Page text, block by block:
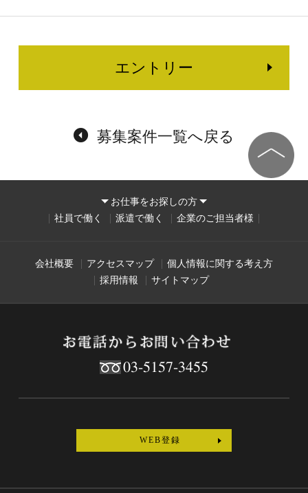
エントリー
募集案件一覧へ戻る
お仕事をお探しの方
社員で働く
派遣で働く 企業のご担当者様
会社概要 アクセスマップ
個人情報に関する考え方
採用情報
サイトマップ
03-5157-3455
WEB登録